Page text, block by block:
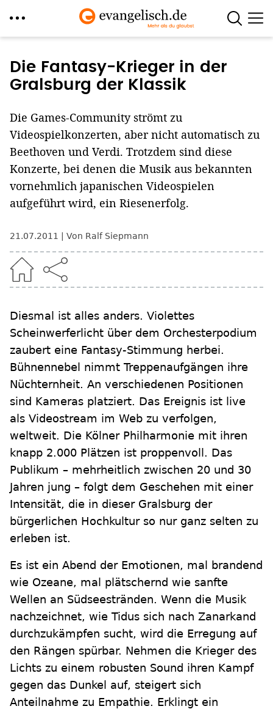
zum
Inhalt
Die Fantasy-Krieger in der
Gralsburg der Klassik
Die Games-Community strömt zu
Videospielkonzerten, aber nicht automatisch zu
Beethoven und Verdi. Trotzdem sind diese
Konzerte, bei denen die Musik aus bekannten
vornehmlich japanischen Videospielen
aufgeführt wird, ein Riesenerfolg.
21.07.2011 Von Ralf Siepmann
Diesmal ist alles anders. Violettes
Scheinwerferlicht über dem Orchesterpodium
zaubert eine Fantasy-Stimmung herbei.
Bühnennebel nimmt Treppenaufgängen ihre
Nüchternheit. An verschiedenen Positionen
sind Kameras platziert. Das Ereignis ist live
als Videostream im Web zu verfolgen,
weltweit. Die Kölner Philharmonie mit ihren
knapp 2.000 Plätzen ist proppenvoll. Das
Publikum – mehrheitlich zwischen 20 und 30
Jahren jung – folgt dem Geschehen mit einer
Intensität, die in dieser Gralsburg der
bürgerlichen Hochkultur so nur ganz selten zu
erleben ist.
Es ist ein Abend der Emotionen, mal brandend
wie Ozeane, mal plätschernd wie sanfte
Wellen an Südseestränden. Wenn die Musik
nachzeichnet, wie Tidus sich nach Zanarkand
durchzukämpfen sucht, wird die Erregung auf
den Rängen spürbar. Nehmen die Krieger des
Lichts zu einem robusten Sound ihren Kampf
gegen das Dunkel auf, steigert sich
Anteilnahme zu Empathie. Erklingt ein